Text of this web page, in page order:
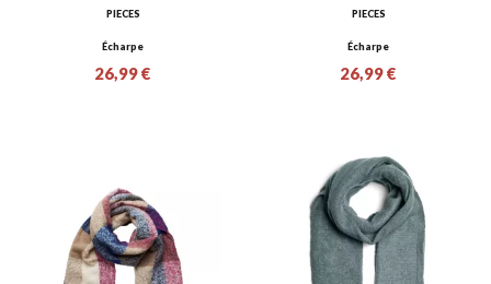
PIECES
Écharpe
26,99 €
PIECES
Écharpe
26,99 €